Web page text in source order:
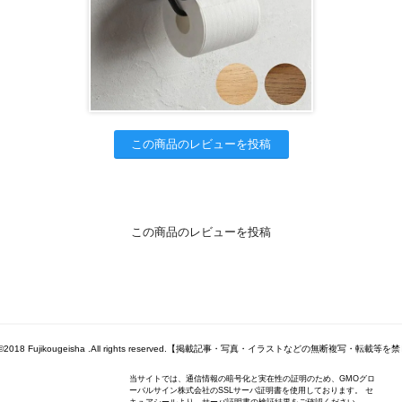
この商品のレビューを投稿
この商品のレビューを投稿
Fujikougeisha .All rights reserved.【掲載記事・写真・イラストなどの無断複写・転載等を禁
当サイトでは、通信情報の暗号化と実在性の証明のため、GMOグロ
ーバルサイン株式会社のSSLサーバ証明書を使用しております。 セ